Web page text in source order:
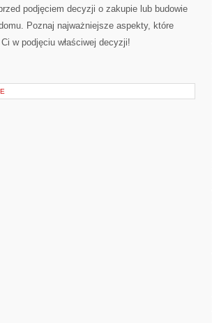
WARTO
podjęciem decyzji o zakupie lub budowie
Poznaj najważniejsze aspekty, które
w podjęciu właściwej decyzji!